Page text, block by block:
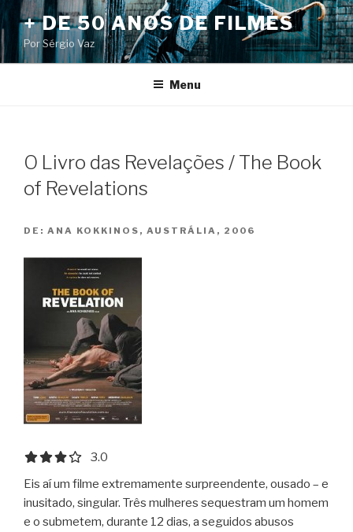
Pular
para
o
conteúdo
+ DE 50 ANOS DE FILMES
Por Sérgio Vaz
Menu
O Livro das Revelações / The Book
of Revelations
DE: ANA KOKKINOS, AUSTRÁLIA, 2006
3.0 out of 5.0 stars
3.0
Eis aí um filme extremamente surpreendente, ousado – e
inusitado, singular. Três mulheres sequestram um homem
e o submetem, durante 12 dias, a seguidos abusos